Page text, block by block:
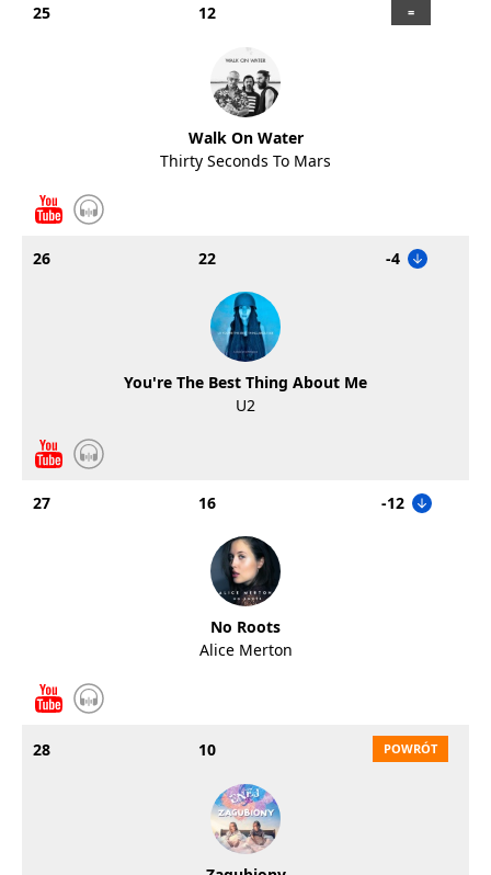
25 12
Walk On Water
Thirty Seconds To Mars
26 22 -4
You're The Best Thing About Me
U2
27 16 -12
No Roots
Alice Merton
28 10